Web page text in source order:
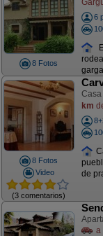
8 Fotos
6
8 Fotos
Video
(3 comentarios)
Casa
km
de
a